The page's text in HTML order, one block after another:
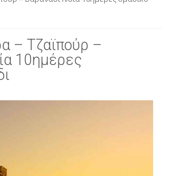
– Τζαϊπούρ –
10ημέρες